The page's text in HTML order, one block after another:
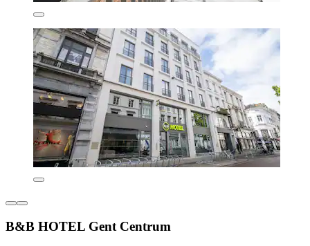
B&B HOTEL Gent Centrum